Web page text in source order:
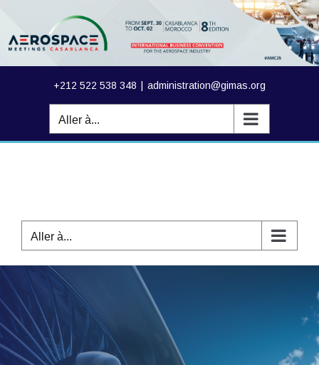
+212 522 538 348 administration@gimas.org
Aller à...
Aller à...